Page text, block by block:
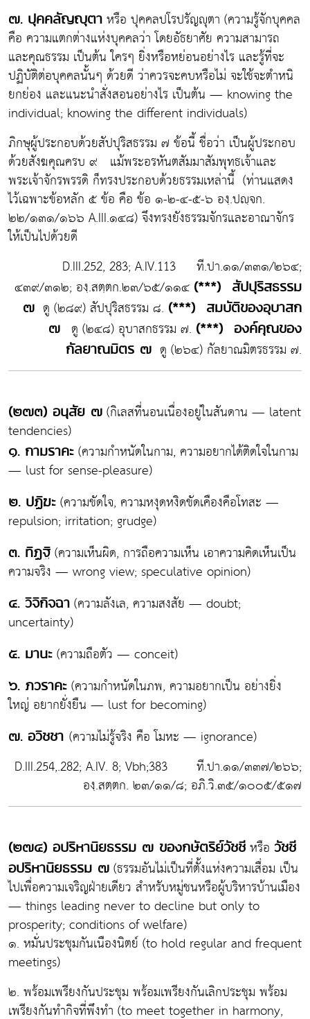
๗. ปุคคลัญญุตา หรือ ปุคคลปโรปรัญญุตา (ความรู้จักบุคคล
คือ ความแตกต่างแห่งบุคคลว่า โดยอัธยาศัย ความสามารถ
และคุณธรรม เป็นต้น ใครๆ ยิ่งหรือหย่อนอย่างไร และรู้ที่จะ
ปฏิบัติต่อบุคคลนั้นๆ ด้วยดี ว่าควรจะคบหรือไม่ จะใช้จะตำหนิ
ยกย่อง และแนะนำสั่งสอนอย่างไร เป็นต้น — knowing the
individual; knowing the different individuals)
ภิกษุผู้ประกอบด้วยสัปปุริสธรรม ๗ ข้อนี้ ชื่อว่า เป็นผู้ประกอบ
ด้วยสังฆคุณครบ ๙ แม้พระอรหันตสัมมาสัมพุทธเจ้าและ
พระเจ้าจักรพรรดิ ก็ทรงประกอบด้วยธรรมเหล่านี้ (ท่านแสดง
ไว้เฉพาะข้อหลัก ๕ ข้อ คือ ข้อ ๑-๒-๔-๕-๖ องฺ.ปญฺจก.
๒๒/๑๓๑/๑๖๖ A.III.๑๔๘) จึงทรงยังธรรมจักรและอาณาจักร
ให้เป็นไปด้วยดี
D.III.252, 283; A.IV.113 ที.ปา.๑๑/๓๓๑/๒๖๔;
๔๓๙/๓๑๒; องฺ.สตฺตก.๒๓/๖๕/๑๑๔ (***) สัปปุริสธรรม
๗ ดู (๒๘๙) สัปปุริสธรรม ๘. (***) สมบัติของอุบาสก
๗ ดู (๒๔๘) อุบาสกธรรม ๗. (***) องค์คุณของ
กัลยาณมิตร ๗ ดู (๒๖๔) กัลยาณมิตรธรรม ๗.
(๒๗๓) อนุสัย ๗ (กิเลสที่นอนเนื่องอยู่ในสันดาน — latent
tendencies)
๑. กามราคะ (ความกำหนัดในกาม, ความอยากได้ติดใจในกาม
— lust for sense-pleasure)
๒. ปฏิฆะ (ความขัดใจ, ความหงุดหงิดขัดเคืองคือโทสะ —
repulsion; irritation; grudge)
๓. ทิฏฐิ (ความเห็นผิด, การถือความเห็น เอาความคิดเห็นเป็น
ความจริง — wrong view; speculative opinion)
๔. วิจิกิจฉา (ความลังเล, ความสงสัย — doubt;
uncertainty)
๕. มานะ (ความถือตัว — conceit)
๖. ภวราคะ (ความกำหนัดในภพ, ความอยากเป็น อย่างยิ่ง
ใหญ่ อยากยั่งยืน — lust for becoming)
๗. อวิชชา (ความไม่รู้จริง คือ โมหะ — ignorance)
D.III.254,.282; A.IV. 8; Vbh;383 ที.ปา.๑๑/๓๓๗/๒๖๖;
องฺ.สตฺตก. ๒๓/๑๑/๘; อภิ.วิ.๓๕/๑๐๐๕/๕๑๗
(๒๗๔) อปริหานิยธรรม ๗ ของกษัตริย์วัชชี หรือ วัชชี
อปริหานิยธรรม ๗ (ธรรมอันไม่เป็นที่ตั้งแห่งความเสื่อม เป็น
ไปเพื่อความเจริญฝ่ายเดียว สำหรับหมู่ชนหรือผู้บริหารบ้านเมือง
— things leading never to decline but only to
prosperity; conditions of welfare)
๑. หมั่นประชุมกันเนืองนิตย์ (to hold regular and frequent
meetings)
๒. พร้อมเพรียงกันประชุม พร้อมเพรียงกันเลิกประชุม พร้อม
เพรียงกันทำกิจที่พึงทำ (to meet together in harmony,